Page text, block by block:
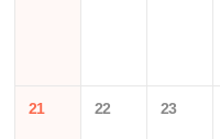
21 22 23